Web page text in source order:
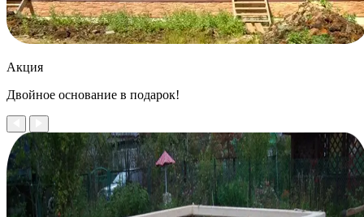
Акция
Двойное основание в подарок!